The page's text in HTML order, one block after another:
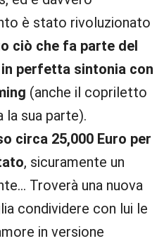
è stato rivoluzionato
ciò che fa parte del
perfetta sintonia con
(anche il copriletto
la sua parte).
circa 25,000 Euro per
, sicuramente un
Troverà una nuova
condividere con lui le
in versione